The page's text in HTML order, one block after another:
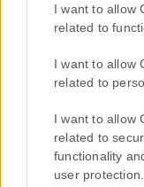
I want to allow
related to
I want to allow
related to
I want to allow
related to
functionality
user protection.
πρωτοσέλιδατων